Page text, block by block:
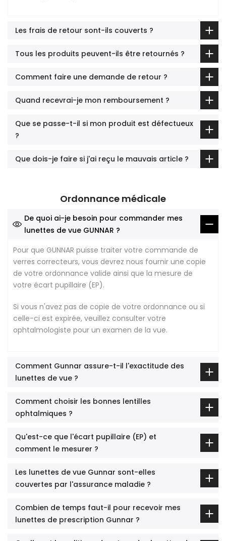
Les frais de retour sont-ils couverts ?
Tous les produits peuvent-ils être retournés ?
Comment faire une demande de retour ?
Quand recevrai-je mon remboursement ?
Que se passe-t-il si mon produit est défectueux
?
Que dois-je faire si j'ai reçu le mauvais article ?
Ordonnance médicale
De quoi ai-je besoin pour commander mes
lunettes de vue GUNNAR ?
Pour que GUNNAR puisse traiter votre commande de
verres correcteurs, vous devrez nous fournir une copie
de votre ordonnance valide ainsi que la mesure de
votre écart pupillaire (EP).
Si vous n'avez pas de copie de votre ordonnance ou si
celle-ci est expirée, veuillez consulter votre
ophtalmologiste pour un examen de la vue.
Comment Gunnar assure-t-il l'exactitude des
lunettes de vue ?
Comment choisir les bonnes lentilles
ophtalmiques ?
Qu'est-ce que l'écart pupillaire (EP) et
comment le mesurer ?
Les lunettes de vue Gunnar sont-elles
couvertes par l'assurance maladie ?
Combien de temps faut-il pour recevoir mes
lunettes de prescription Gunnar ?